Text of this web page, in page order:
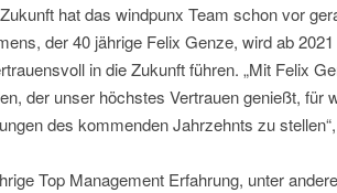
hat das windpunx Team schon vor
der 40 jährige Felix Genze, wird ab
in die Zukunft führen. „Mit Felix
der unser höchstes Vertrauen genießt, für
des kommenden Jahrzehnts zu
Top Management Erfahrung, unter